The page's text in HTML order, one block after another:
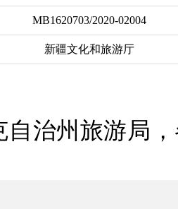
MB1620703/2020-02004
新疆文化和旅游厅
自治州旅游局